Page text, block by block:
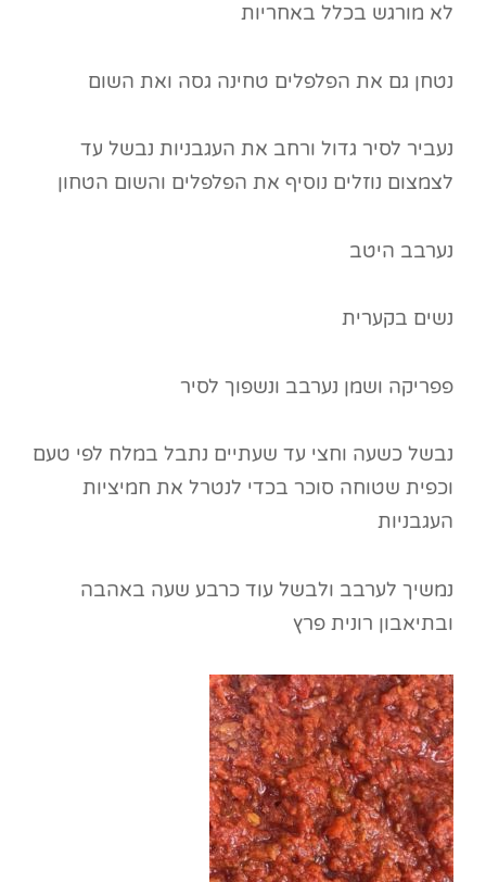
לא מורגש בכלל באחריות
נטחן גם את הפלפלים טחינה גסה ואת השום
נעביר לסיר גדול ורחב את העגבניות נבשל עד
לצמצום נוזלים נוסיף את הפלפלים והשום הטחון
נערבב היטב
נשים בקערית
פפריקה ושמן נערבב ונשפוך לסיר
נבשל כשעה וחצי עד שעתיים נתבל במלח לפי טעם
וכפית שטוחה סוכר בכדי לנטרל את חמיציות
העגבניות
נמשיך לערבב ולבשל עוד כרבע שעה באהבה
ובתיאבון רונית פרץ